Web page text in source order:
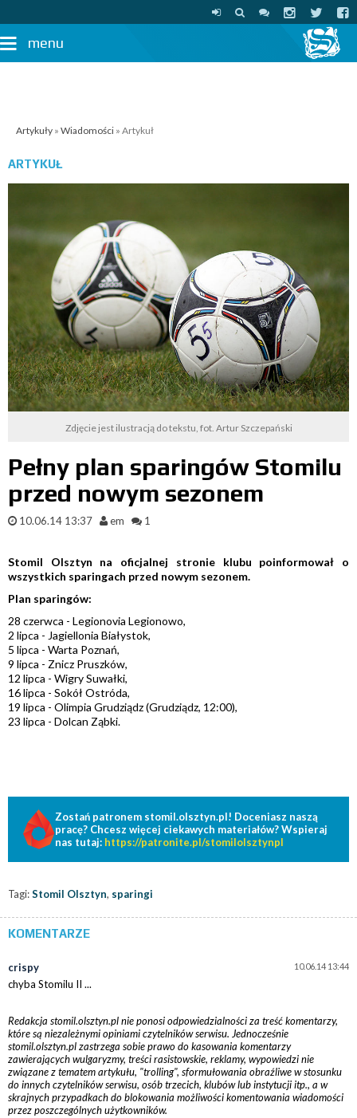
menu
Artykuły » Wiadomości » Artykuł
ARTYKUŁ
Zdjęcie jest ilustracją do tekstu, fot. Artur Szczepański
Pełny plan sparingów Stomilu
przed nowym sezonem
10.06.14 13:37 em 1
Stomil Olsztyn na oficjalnej stronie klubu poinformował o
wszystkich sparingach przed nowym sezonem.
Plan sparingów:
28 czerwca - Legionovia Legionowo,
2 lipca - Jagiellonia Białystok,
5 lipca - Warta Poznań,
9 lipca - Znicz Pruszków,
12 lipca - Wigry Suwałki,
16 lipca - Sokół Ostróda,
19 lipca - Olimpia Grudziądz (Grudziądz, 12:00),
23 lipca - Dolcan Ząbki.
Zostań patronem stomil.olsztyn.pl! Doceniasz naszą
pracę? Chcesz więcej ciekawych materiałów? Wspieraj
nas tutaj: https://patronite.pl/stomilolsztynpl
Tagi:Stomil Olsztyn, sparingi
KOMENTARZE
10.06.14 13:44
crispy
chyba Stomilu II ...
Redakcja stomil.olsztyn.pl nie ponosi odpowiedzialności za treść komentarzy,
które są niezależnymi opiniami czytelników serwisu. Jednocześnie
stomil.olsztyn.pl zastrzega sobie prawo do kasowania komentarzy
zawierających wulgaryzmy, treści rasistowskie, reklamy, wypowiedzi nie
związane z tematem artykułu, "trolling", sformułowania obraźliwe w stosunku
do innych czytelników serwisu, osób trzecich, klubów lub instytucji itp., a w
skrajnych przypadkach do blokowania możliwości komentowania wiadomości
przez poszczególnych użytkowników.